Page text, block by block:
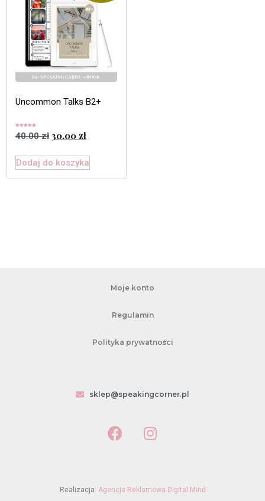
Uncommon Talks B2+
5.00
na 5
40.00zł 30.00 zł
Dodaj do koszyka
Moje konto
Regulamin
Polityka prywatności
sklep@speakingcorner.pl
Realizacja: Agencja Reklamowa Digital Mind